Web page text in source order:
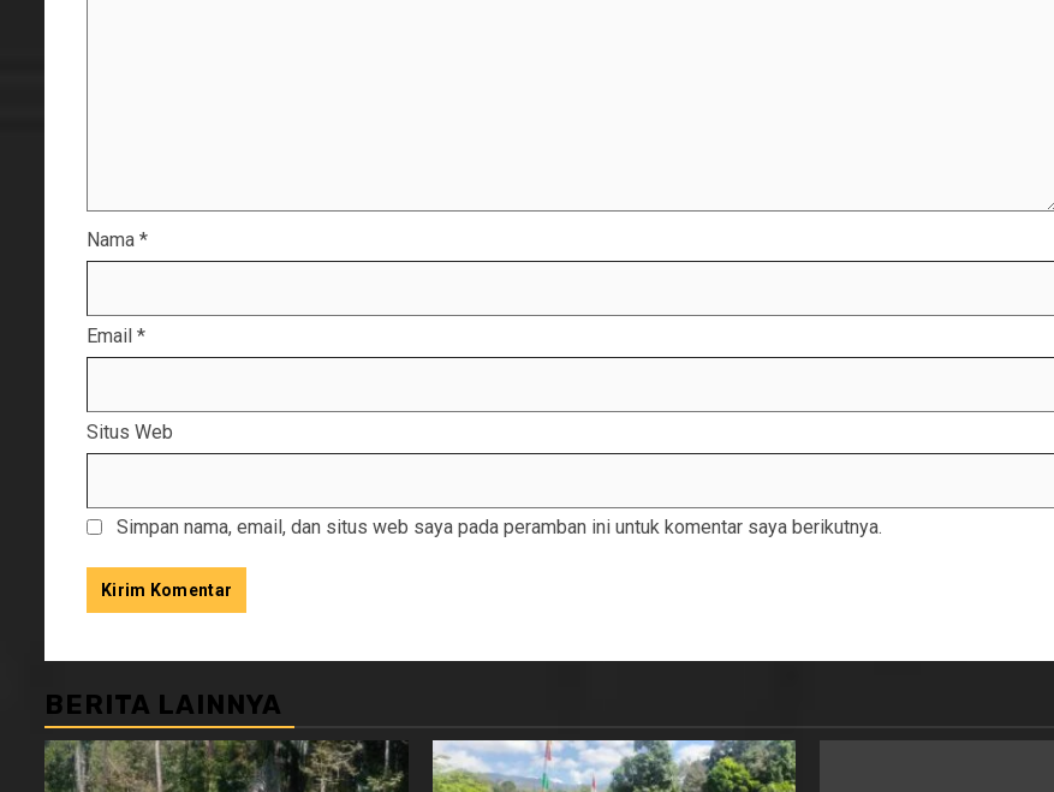
Nama *
Email *
Situs Web
Simpan nama, email, dan situs web saya pada peramban ini untuk komentar saya berikutnya.
BERITA LAINNYA